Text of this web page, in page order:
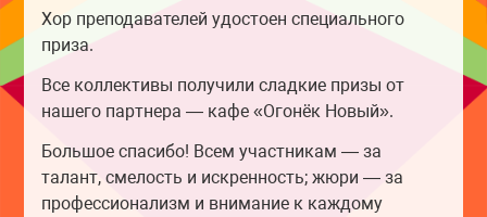
Хор преподавателей удостоен специального
приза.
Все коллективы получили сладкие призы от
нашего партнера — кафе «Огонёк Новый».
Большое спасибо! Всем участникам — за
талант, смелость и искренность; жюри — за
профессионализм и внимание к каждому